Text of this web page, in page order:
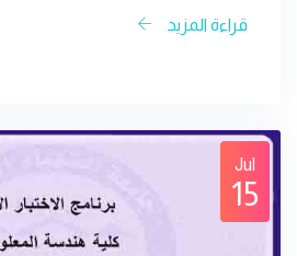
قراءة المزيد
Jul
15